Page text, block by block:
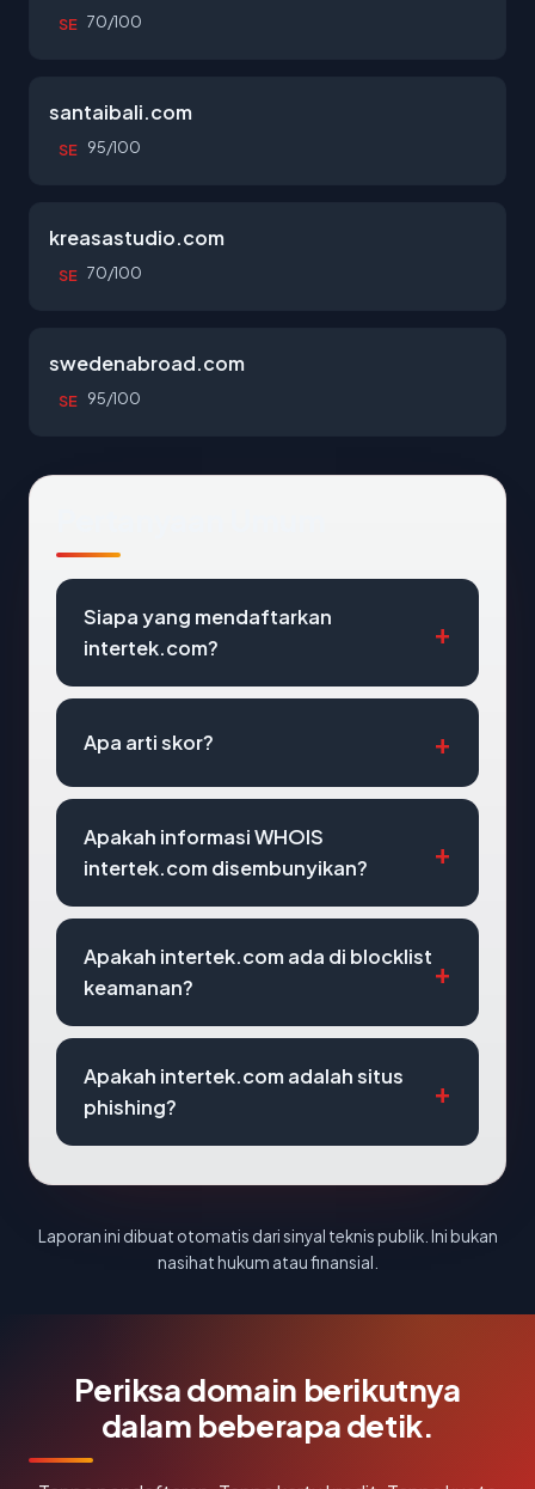
SE 70/100
santaibali.com
SE 95/100
kreasastudio.com
SE 70/100
swedenabroad.com
SE 95/100
Siapa yang mendaftarkan
intertek.com?
Apa arti skor?
Apakah informasi WHOIS
intertek.com disembunyikan?
Apakah intertek.com ada di blocklist
keamanan?
Apakah intertek.com adalah situs
phishing?
Laporan ini dibuat otomatis dari sinyal teknis publik. Ini bukan
nasihat hukum atau finansial.
Periksa domain berikutnya
dalam beberapa detik.